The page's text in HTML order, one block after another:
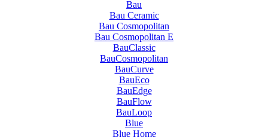
Bau
Bau Ceramic
Bau Cosmopolitan
Bau Cosmopolitan E
BauClassic
BauCosmopolitan
BauCurve
BauEco
BauEdge
BauFlow
BauLoop
Blue
Blue Home